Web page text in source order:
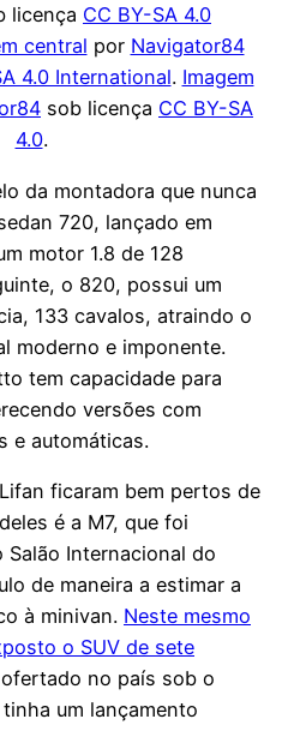
licença CC BY-SA 4.0
central por Navigator84
4.0 International. Imagem
sob licença CC BY-SA
4.0.
da montadora que nunca
720, lançado em
motor 1.8 de 128
o 820, possui um
133 cavalos, atraindo o
moderno e imponente.
tem capacidade para
versões com
e automáticas.
ficaram bem pertos de
é a M7, que foi
Salão Internacional do
de maneira a estimar a
à minivan. Neste mesmo
o SUV de sete
no país sob o
um lançamento